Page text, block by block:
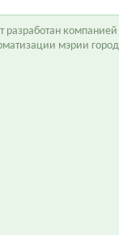
разработан компанией
мэрии